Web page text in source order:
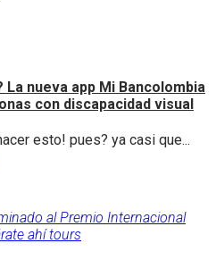
nueva app Mi Bancolombia
con discapacidad visual
esto! pues? ya casi que...
al Premio Internacional
ahí tours